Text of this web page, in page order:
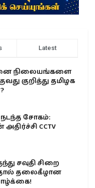
Latest
நிலையங்களை
குறித்து தமிழக
நடந்த சோகம்:
CCTV
சவுதி சிறை
தலைகீழான